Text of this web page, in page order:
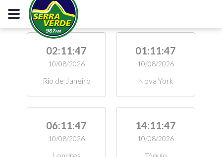
02:11:48
10/08/2026
Rio de Janeiro
01:11:48
10/08/2026
Nova York
06:11:48
10/08/2026
14:11:48
10/08/2026